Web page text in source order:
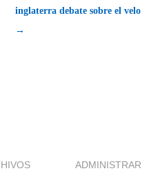
inglaterra debate sobre el velo
→
ADMINISTRAR